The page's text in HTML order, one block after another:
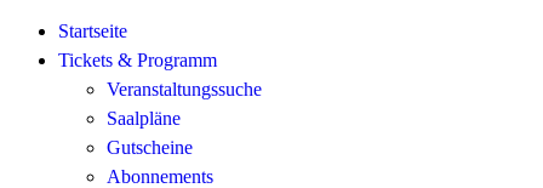
Startseite
Tickets & Programm
Veranstaltungssuche
Saalpläne
Gutscheine
Abonnements